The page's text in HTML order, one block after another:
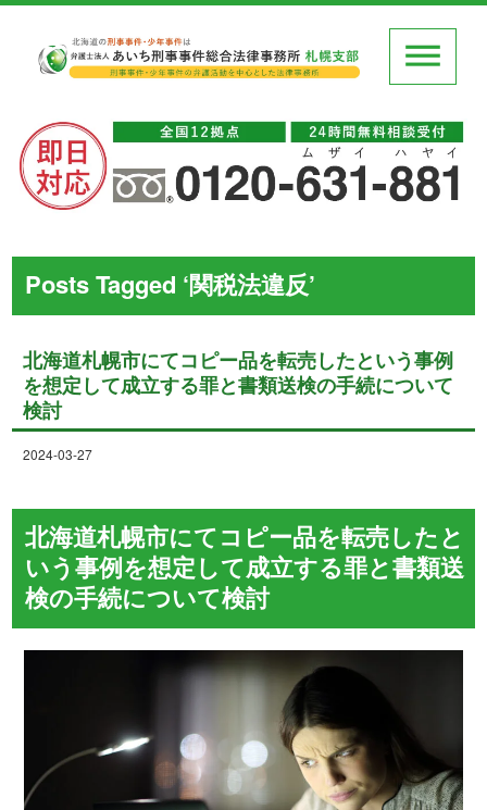
Posts Tagged ‘関税法違反’
北海道札幌市にてコピー品を転売したという事例
を想定して成立する罪と書類送検の手続について
検討
2024-03-27
北海道札幌市にてコピー品を転売したと
いう事例を想定して成立する罪と書類送
検の手続について検討